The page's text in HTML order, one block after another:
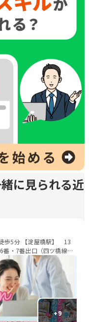
に見られる近
歩5分 【淀屋橋駅】 13
・7番出口（四ツ橋線）
+9